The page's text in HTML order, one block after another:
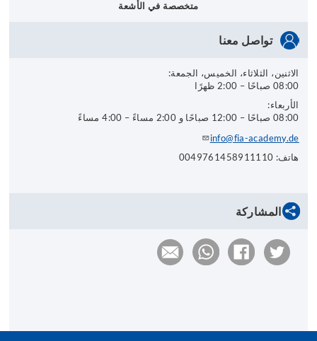
متخصصة في الأشعة
تواصل معنا
الاثنين، الثلاثاء، الخميس، الجمعة:
08:00 صباحًا – 2:00 ظهرًا
الأربعاء:
08:00 صباحًا – 12:00 صباحًا و 2:00 مساءً – 4:00 مساءً
info@fia-academy.de
هاتف: 0049761458911110
المشاركة